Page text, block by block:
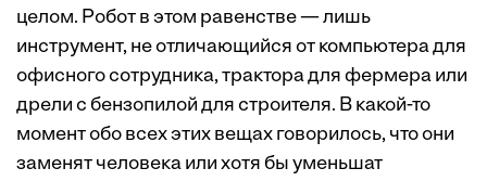
целом. Робот в этом равенстве — лишь
инструмент, не отличающийся от компьютера для
офисного сотрудника, трактора для фермера или
дрели с бензопилой для строителя. В какой-то
момент обо всех этих вещах говорилось, что они
заменят человека или хотя бы уменьшат